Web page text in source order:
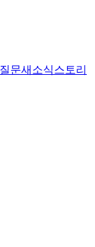
문새소식스토리